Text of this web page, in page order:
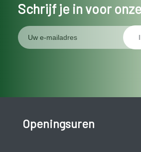
Schrijf je in voor
Openingsuren